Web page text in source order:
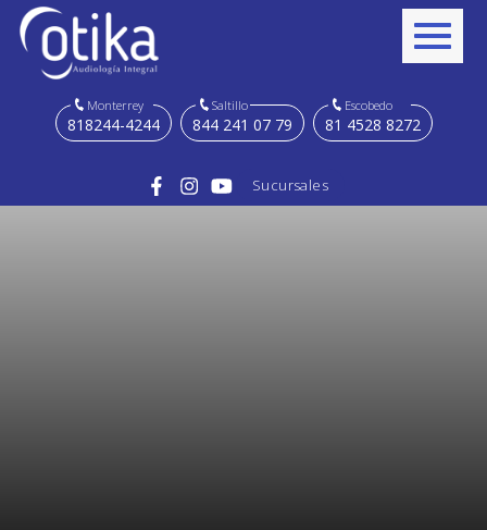
Monterrey
818244-4244
Saltillo
844 241 07 79
Escobedo
81 4528 8272
Sucursales